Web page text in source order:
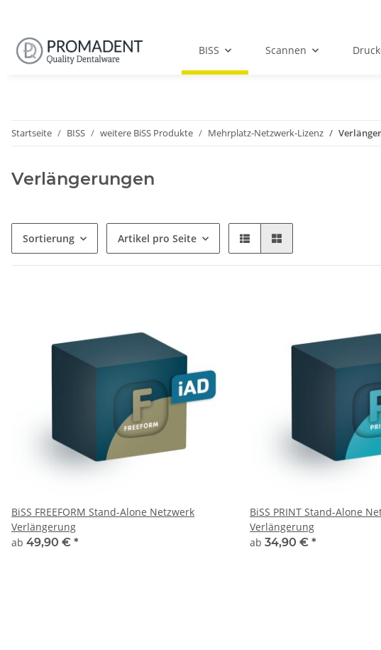
BISS Scannen
Startseite BISS weitere BiSS Produkte Mehrplatz-Netzwerk-Lizenz
Verlängerungen
Sortierung Artikel pro Seite
BiSS FREEFORM Stand-Alone Netzwerk
Verlängerung
ab 49,90 € *
BiSS PRINT Stand-Alone
Verlängerung
ab 34,90 € *